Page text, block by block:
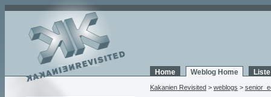
Home Weblog Home
Kakanien Revisited > weblogs >